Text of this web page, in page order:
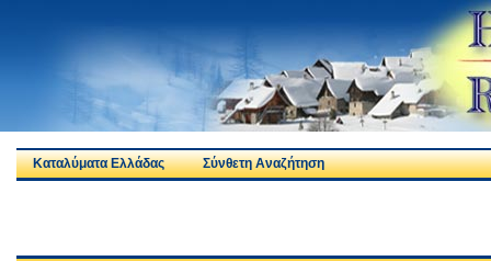
Καταλύματα Ελλάδας Σύνθετη Αναζήτηση